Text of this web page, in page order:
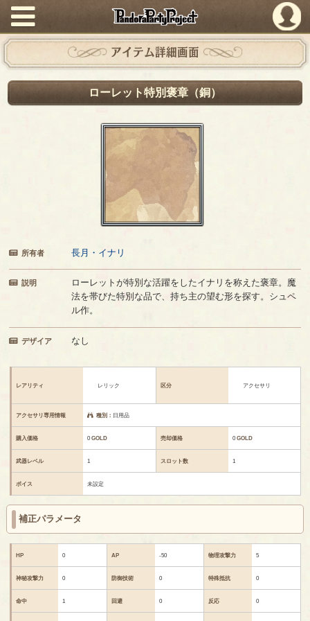
PandoraPartyProject
アイテム詳細画面
ローレット特別褒章（銅）
所有者 長月・イナリ
説明
ローレットが特別な活躍をしたイナリを称えた褒章。魔
法を帯びた特別な品で、持ち主の望む形を探す。シュペ
ル作。
デザイア なし
レアリティ レリック 区分 アクセサリ
アクセサリ専用情報 種別： 日用品
購入価格 0GOLD 売却価格 0GOLD
武器レベル 1 スロット数 1
ボイス 未設定
補正パラメータ
HP 0 AP -50 物理攻撃力 5
神秘攻撃力 0 防御技術 0 特殊抵抗 0
命中 1 回避 0 反応 0